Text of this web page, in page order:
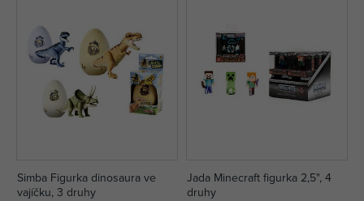
Simba Figurka dinosaura ve
vajíčku, 3 druhy
Jada Minecraft figurka 2,5", 4
druhy